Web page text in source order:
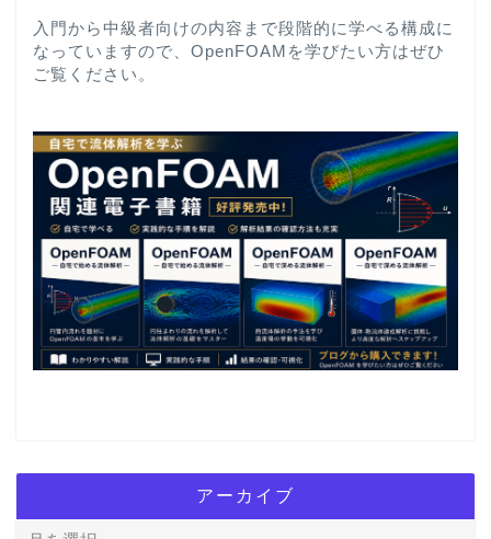
入門から中級者向けの内容まで段階的に学べる構成に
なっていますので、OpenFOAMを学びたい方はぜひ
ご覧ください。
アーカイブ